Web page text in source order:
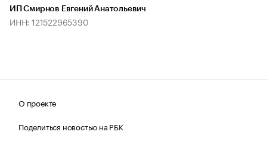
ИП Смирнов Евгений Анатольевич
ИНН: 121522965390
О проекте
Поделиться новостью на РБК